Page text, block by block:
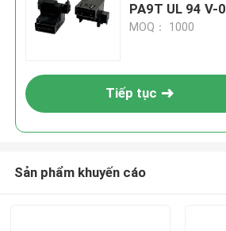
PA9T UL 94 V-0
MOQ： 1000
Tiếp tục
Sản phẩm khuyến cáo